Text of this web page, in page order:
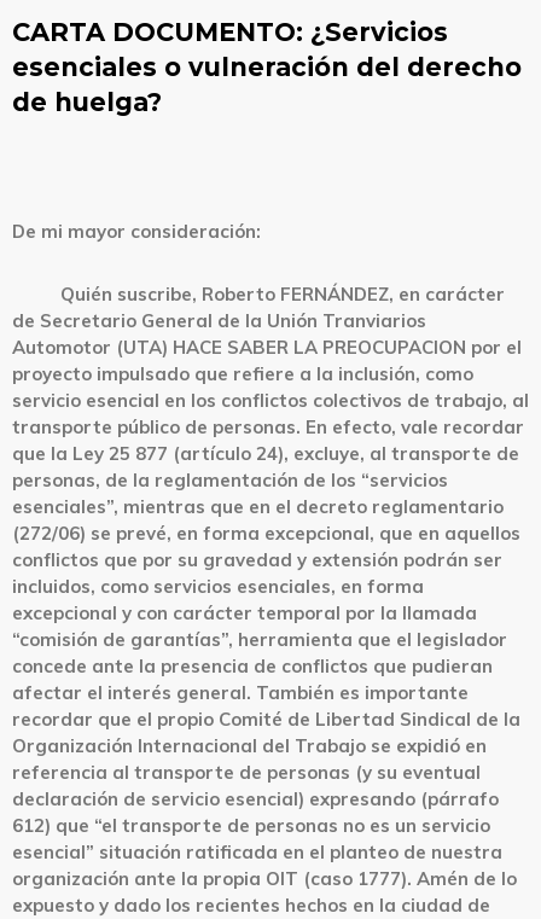
CARTA DOCUMENTO: ¿Servicios
esenciales o vulneración del derecho
de huelga?
De mi mayor consideración:
Quién suscribe, Roberto FERNÁNDEZ, en carácter
de Secretario General de la Unión Tranviarios
Automotor (UTA) HACE SABER LA PREOCUPACION por el
proyecto impulsado que refiere a la inclusión, como
servicio esencial en los conflictos colectivos de trabajo, al
transporte público de personas. En efecto, vale recordar
que la Ley 25 877 (artículo 24), excluye, al transporte de
personas, de la reglamentación de los “servicios
esenciales”, mientras que en el decreto reglamentario
(272/06) se prevé, en forma excepcional, que en aquellos
conflictos que por su gravedad y extensión podrán ser
incluidos, como servicios esenciales, en forma
excepcional y con carácter temporal por la llamada
“comisión de garantías”, herramienta que el legislador
concede ante la presencia de conflictos que pudieran
afectar el interés general. También es importante
recordar que el propio Comité de Libertad Sindical de la
Organización Internacional del Trabajo se expidió en
referencia al transporte de personas (y su eventual
declaración de servicio esencial) expresando (párrafo
612) que “el transporte de personas no es un servicio
esencial” situación ratificada en el planteo de nuestra
organización ante la propia OIT (caso 1777). Amén de lo
expuesto y dado los recientes hechos en la ciudad de